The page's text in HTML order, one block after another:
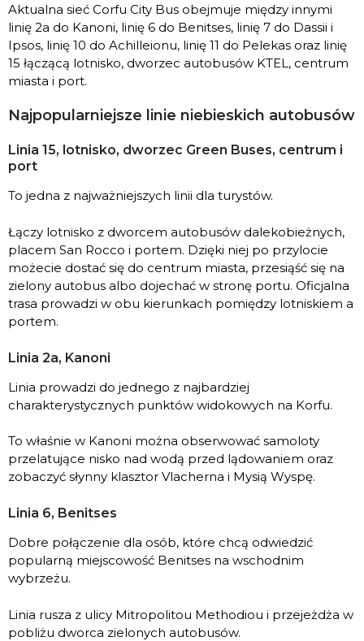
Aktualna sieć Corfu City Bus obejmuje między innymi
linię 2a do Kanoni, linię 6 do Benitses, linię 7 do Dassii i
Ipsos, linię 10 do Achilleionu, linię 11 do Pelekas oraz linię
15 łączącą lotnisko, dworzec autobusów KTEL, centrum
miasta i port.
Najpopularniejsze linie niebieskich autobusów
Linia 15, lotnisko, dworzec Green Buses, centrum i
port
To jedna z najważniejszych linii dla turystów.
Łączy lotnisko z dworcem autobusów dalekobieżnych,
placem San Rocco i portem. Dzięki niej po przylocie
możecie dostać się do centrum miasta, przesiąść się na
zielony autobus albo dojechać w stronę portu. Oficjalna
trasa prowadzi w obu kierunkach pomiędzy lotniskiem a
portem.
Linia 2a, Kanoni
Linia prowadzi do jednego z najbardziej
charakterystycznych punktów widokowych na Korfu.
To właśnie w Kanoni można obserwować samoloty
przelatujące nisko nad wodą przed lądowaniem oraz
zobaczyć słynny klasztor Vlacherna i Mysią Wyspę.
Linia 6, Benitses
Dobre połączenie dla osób, które chcą odwiedzić
popularną miejscowość Benitses na wschodnim
wybrzeżu.
Linia rusza z ulicy Mitropolitou Methodiou i przejeżdża w
pobliżu dworca zielonych autobusów.